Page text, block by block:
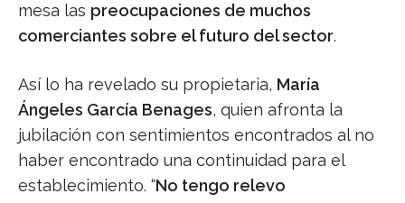
mesa las preocupaciones de muchos
comerciantes sobre el futuro del sector.
Así lo ha revelado su propietaria, María
Ángeles García Benages, quien afronta la
jubilación con sentimientos encontrados al no
haber encontrado una continuidad para el
establecimiento. “No tengo relevo